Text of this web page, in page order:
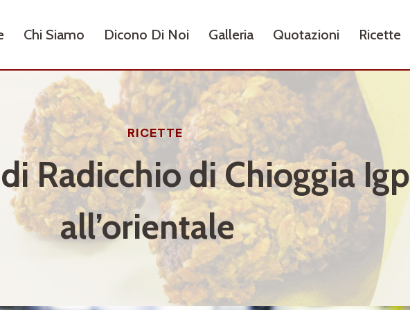
Chi Siamo Dicono Di Noi Galleria Quotazioni Ricette
RICETTE
Radicchio di Chioggia Igp
all’orientale